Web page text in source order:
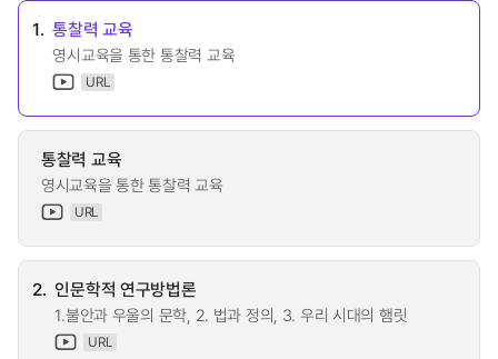
1. 통찰력 교육
영시교육을 통한 통찰력 교육
URL
통찰력 교육
영시교육을 통한 통찰력 교육
URL
2. 인문학적 연구방법론
1.불안과 우울의 문학, 2. 법과 정의, 3. 우리 시대의 햄릿
URL